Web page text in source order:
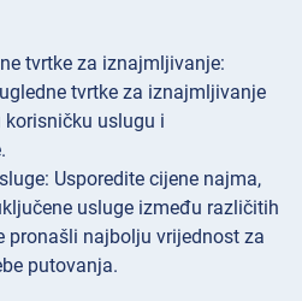
tvrtke za iznajmljivanje:
tvrtke za iznajmljivanje
korisničku uslugu i
Usporedite cijene najma,
usluge između različitih
pronašli najbolju vrijednost za
putovanja.